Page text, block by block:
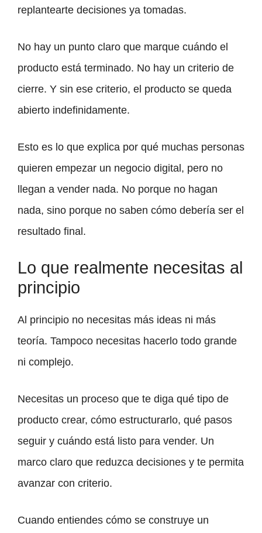
replantearte decisiones ya tomadas.
No hay un punto claro que marque cuándo el
producto está terminado. No hay un criterio de
cierre. Y sin ese criterio, el producto se queda
abierto indefinidamente.
Esto es lo que explica por qué muchas personas
quieren empezar un negocio digital, pero no
llegan a vender nada. No porque no hagan
nada, sino porque no saben cómo debería ser el
resultado final.
Lo que realmente necesitas al
principio
Al principio no necesitas más ideas ni más
teoría. Tampoco necesitas hacerlo todo grande
ni complejo.
Necesitas un proceso que te diga qué tipo de
producto crear, cómo estructurarlo, qué pasos
seguir y cuándo está listo para vender. Un
marco claro que reduzca decisiones y te permita
avanzar con criterio.
Cuando entiendes cómo se construye un